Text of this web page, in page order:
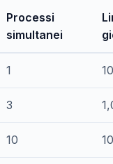
Processi
simultanei
1
3
10